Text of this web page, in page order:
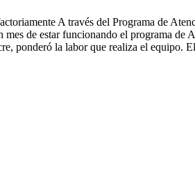
A través del Programa de
mes de estar funcionando el programa
ponderó la labor que realiza el equipo.